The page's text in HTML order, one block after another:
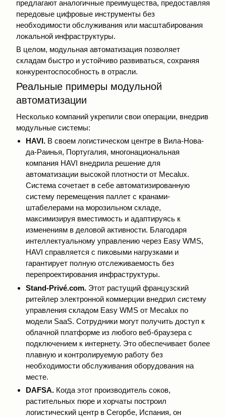
предлагают аналогичные преимущества, предоставляя
передовые цифровые инструменты без
необходимости обслуживания или масштабирования
локальной инфраструктуры.
В целом, модульная автоматизация позволяет
складам быстро и устойчиво развиваться, сохраняя
конкурентоспособность в отрасли.
Реальные примеры модульной
автоматизации
Несколько компаний укрепили свои операции, внедрив
модульные системы:
HAVI.В своем логистическом центре в Вила-Нова-
да-Раинья, Португалия, многонациональная
компания HAVI внедрила решение для
автоматизации высокой плотности от Mecalux.
Система сочетает в себе автоматизированную
систему перемещения паллет с кранами-
штабелерами на морозильном складе,
максимизируя вместимость и адаптируясь к
изменениям в деловой активности. Благодаря
интеллектуальному управлению через Easy WMS,
HAVI справляется с пиковыми нагрузками и
гарантирует полную отслеживаемость без
перепроектирования инфраструктуры.
Stand-Privé.com.Этот растущий французский
ритейлер электронной коммерции внедрил систему
управления складом Easy WMS от Mecalux по
модели SaaS. Сотрудники могут получить доступ к
облачной платформе из любого веб-браузера с
подключением к интернету. Это обеспечивает более
плавную и контролируемую работу без
необходимости обслуживания оборудования на
месте.
DAFSA.Когда этот производитель соков,
растительных пюре и хорчаты построил
логистический центр в Сегорбе, Испания, он